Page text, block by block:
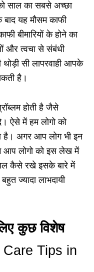
साल का सबसे अच्छा
यह मौसम काफी
बीमारियों के होने का
और त्वचा से संबंधी
सी लापरवाही आपके
है।
होती है जैसे
ऐसे में हम लोगो को
है। अगर आप लोग भी इन
आप लोगो को इस लेख में
कैसे रखे इसके बारे में
ज्यादा लाभदायी
कुछ विशेष
Tips in